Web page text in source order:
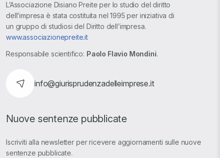
L’Associazione Disiano Preite per lo studio del diritto
dell’impresa è stata costituita nel 1995 per iniziativa di
un gruppo di studiosi del Diritto dell’impresa.
www.associazionepreite.it
Responsabile scientifico: Paolo Flavio Mondini.
info@giurisprudenzadelleimprese.it
Nuove sentenze pubblicate
Iscriviti alla newsletter per ricevere aggiornamenti sulle nuove
sentenze pubblicate.